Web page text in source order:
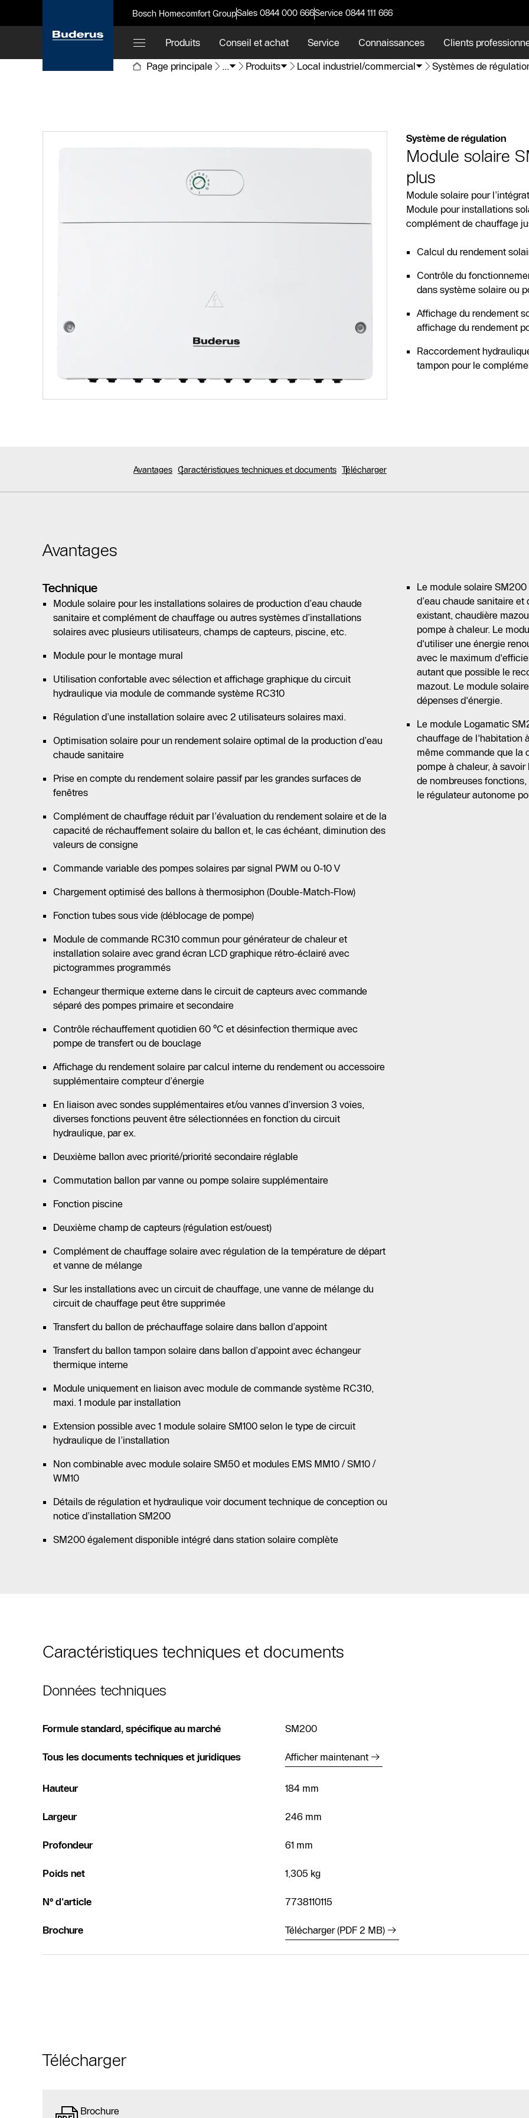
Bosch Homecomfort GroupSales 0844 000 666Service 0844 111 666
Produits Conseil et achat Service Connaissances Clients
Page principale
... Produits Local industriel/commercial Systèmes de
Système de régulation
Module solaire
plus
Module solaire pour
Module pour installations
complément de chauffage
Calcul du rendement
Contrôle du
dans système solaire ou
Affichage du rendement
affichage du rendement
Raccordement
tampon pour le
Avantages Caractéristiques techniques et documents Télécharger
Avantages
Technique
Module solaire pour les installations solaires de production d’eau chaude
sanitaire et complément de chauffage ou autres systèmes d’installations
solaires avec plusieurs utilisateurs, champs de capteurs, piscine, etc.
Module pour le montage mural
Utilisation confortable avec sélection et affichage graphique du circuit
hydraulique via module de commande système RC310
Régulation d’une installation solaire avec 2 utilisateurs solaires maxi.
Optimisation solaire pour un rendement solaire optimal de la production d’eau
chaude sanitaire
Prise en compte du rendement solaire passif par les grandes surfaces de
fenêtres
Complément de chauffage réduit par l’évaluation du rendement solaire et de la
capacité de réchauffement solaire du ballon et, le cas échéant, diminution des
valeurs de consigne
Commande variable des pompes solaires par signal PWM ou 0-10 V
Chargement optimisé des ballons à thermosiphon (Double-Match-Flow)
Fonction tubes sous vide (déblocage de pompe)
Module de commande RC310 commun pour générateur de chaleur et
installation solaire avec grand écran LCD graphique rétro-éclairé avec
pictogrammes programmés
Echangeur thermique externe dans le circuit de capteurs avec commande
séparé des pompes primaire et secondaire
Contrôle réchauffement quotidien 60 °C et désinfection thermique avec
pompe de transfert ou de bouclage
Affichage du rendement solaire par calcul interne du rendement ou accessoire
supplémentaire compteur d’énergie
En liaison avec sondes supplémentaires et/ou vannes d’inversion 3 voies,
diverses fonctions peuvent être sélectionnées en fonction du circuit
hydraulique, par ex.
Deuxième ballon avec priorité/priorité secondaire réglable
Commutation ballon par vanne ou pompe solaire supplémentaire
Fonction piscine
Deuxième champ de capteurs (régulation est/ouest)
Complément de chauffage solaire avec régulation de la température de départ
et vanne de mélange
Sur les installations avec un circuit de chauffage, une vanne de mélange du
circuit de chauffage peut être supprimée
Transfert du ballon de préchauffage solaire dans ballon d’appoint
Transfert du ballon tampon solaire dans ballon d’appoint avec échangeur
thermique interne
Module uniquement en liaison avec module de commande système RC310,
maxi. 1 module par installation
Extension possible avec 1 module solaire SM100 selon le type de circuit
hydraulique de l’installation
Non combinable avec module solaire SM50 et modules EMS MM10 / SM10 /
WM10
Détails de régulation et hydraulique voir document technique de conception ou
notice d’installation SM200
SM200 également disponible intégré dans station solaire complète
Le module solaire
d’eau chaude sanitaire
existant, chaudière
pompe à chaleur. Le
d'utiliser une énergie
avec le maximum
autant que possible le
mazout. Le module
dépenses d'énergie.
Le module Logamatic
chauffage de l'habitation
même commande que la
pompe à chaleur, à
de nombreuses
le régulateur autonome
Caractéristiques techniques et documents
Données techniques
Formule standard, spécifique au marché SM200
Tous les documents techniques et juridiques Afficher maintenant
Hauteur 184 mm
Largeur 246 mm
Profondeur 61 mm
Poids net 1,305 kg
N° d'article 7738110115
Brochure Télécharger (PDF 2 MB)
Télécharger
Brochure